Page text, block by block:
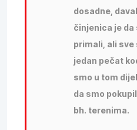
dosadne,
činjenica je da
primali, ali sve
jedan pečat
smo u tom
da smo
bh. terenima.